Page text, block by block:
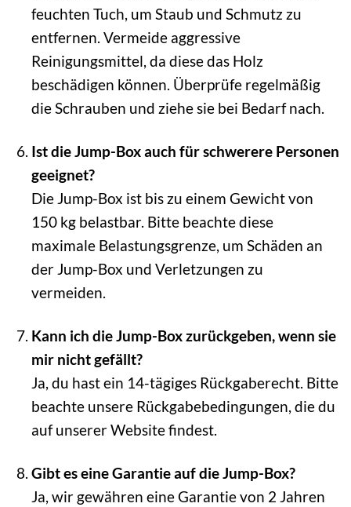
feuchten Tuch, um Staub und Schmutz zu
entfernen. Vermeide aggressive
Reinigungsmittel, da diese das Holz
beschädigen können. Überprüfe regelmäßig
die Schrauben und ziehe sie bei Bedarf nach.
Ist die Jump-Box auch für schwerere Personen
geeignet?
Die Jump-Box ist bis zu einem Gewicht von
150 kg belastbar. Bitte beachte diese
maximale Belastungsgrenze, um Schäden an
der Jump-Box und Verletzungen zu
vermeiden.
Kann ich die Jump-Box zurückgeben, wenn sie
mir nicht gefällt?
Ja, du hast ein 14-tägiges Rückgaberecht. Bitte
beachte unsere Rückgabebedingungen, die du
auf unserer Website findest.
Gibt es eine Garantie auf die Jump-Box?
Ja, wir gewähren eine Garantie von 2 Jahren